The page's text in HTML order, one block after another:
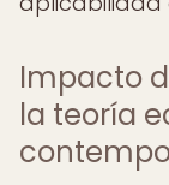
Impacto
la teoría